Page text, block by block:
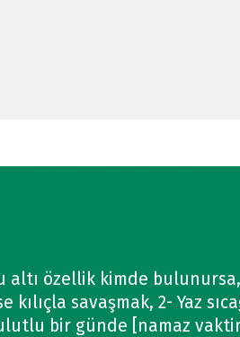
altı özellik kimde
kılıçla savaşmak, 2- Yaz
bir günde [namaz